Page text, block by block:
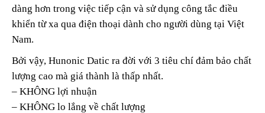
dàng hơn trong việc tiếp cận và sử dụng công tắc điều
khiển từ xa qua điện thoại dành cho người dùng tại Việt
Nam.
Bởi vậy, Hunonic Datic ra đời với 3 tiêu chí đảm bảo chất
lượng cao mà giá thành là thấp nhất.
– KHÔNG lợi nhuận
– KHÔNG lo lắng về chất lượng